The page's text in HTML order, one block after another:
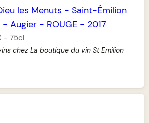
les Menuts -Saint-Émilion
-Augier - ROUGE - 2017
-75cl
chez La boutique du vin St Emilion